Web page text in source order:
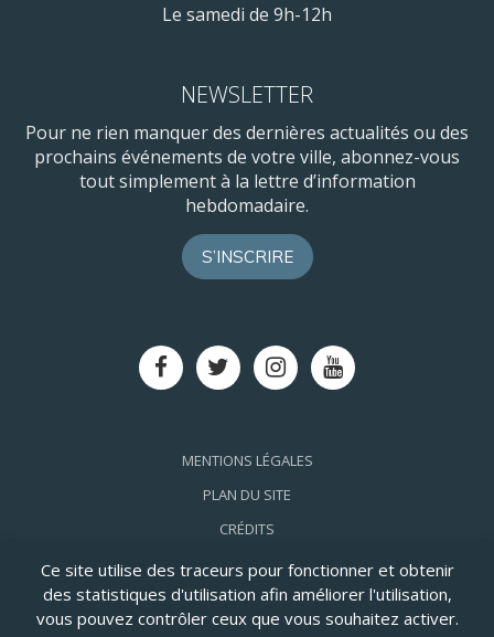
Ce site utilise des traceurs pour fonctionner et obtenir
des statistiques d'utilisation afin améliorer l'utilisation,
vous pouvez contrôler ceux que vous souhaitez activer.
Le samedi de 9h-12h
NEWSLETTER
Pour ne rien manquer des dernières actualités ou des
prochains événements de votre ville, abonnez-vous
tout simplement à la lettre d’information
hebdomadaire.
S’INSCRIRE
Lien
vers
Facebook
Lien
vers
Twitter
Lien
vers
Instagram
Lien
vers
MENTIONS LÉGALES
PLAN DU SITE
CRÉDITS
ACCESSIBILITÉ: PARTIELLEMENT CONFORME